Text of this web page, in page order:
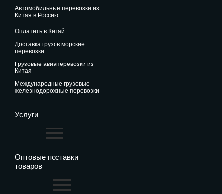
автомобильные перевозки из
Китая в Россию
оплатить в Китай
доставка грузов морские
перевозки
грузовые авиаперевозки из
Китая
международные грузовые
железнодорожные перевозки
Услуги
Оптовые поставки
товаров